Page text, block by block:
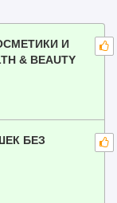
И
& BEAUTY
БЕЗ